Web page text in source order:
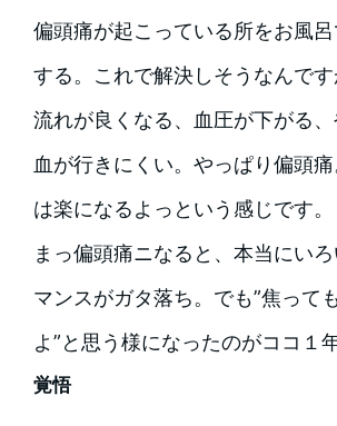
偏頭痛が起こっている所をお風呂
する。これで解決しそうなんで
流れが良くなる、血圧が下がる
血が行きにくい。やっぱり偏頭
は楽になるよっという感じです。
まっ偏頭痛ニなると、本当にい
マンスがガタ落ち。でも”焦って
よ”と思う様になったのがココ１
覚悟